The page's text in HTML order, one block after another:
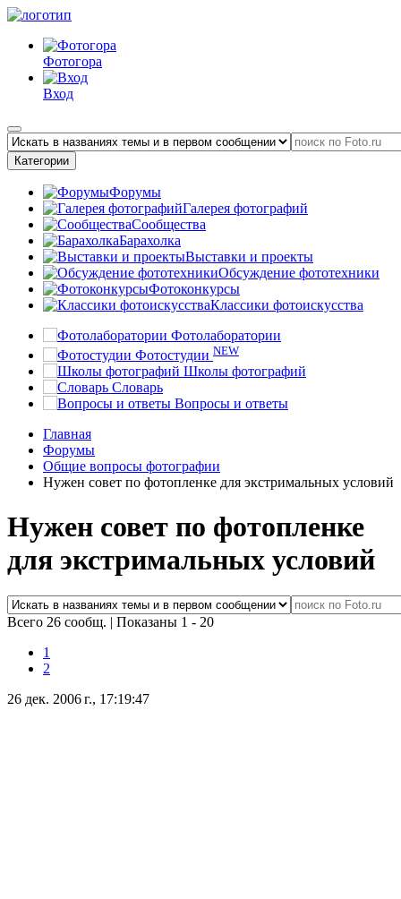
Фотогора
Вход
Категории
Форумы
Галерея фотографий
Сообщества
Барахолка
Выставки и проекты
Обсуждение фототехники
Фотоконкурсы
Классики фотоискусства
Фотолаборатории
Фотостудии NEW
Школы фотографий
Словарь
Вопросы и ответы
Главная
Форумы
Общие вопросы фотографии
Нужен совет по фотопленке для экстримальных условий
Нужен совет по фотопленке
для экстримальных условий
Всего 26 сообщ. | Показаны 1 - 20
1
2
26 дек. 2006 г., 17:19:47